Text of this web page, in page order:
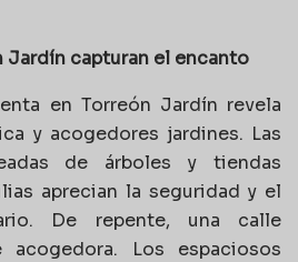
Jardín capturan el encanto
en Torreón Jardín revela
y acogedores jardines. Las
de árboles y tiendas
aprecian la seguridad y el
De repente, una calle
Los espaciosos